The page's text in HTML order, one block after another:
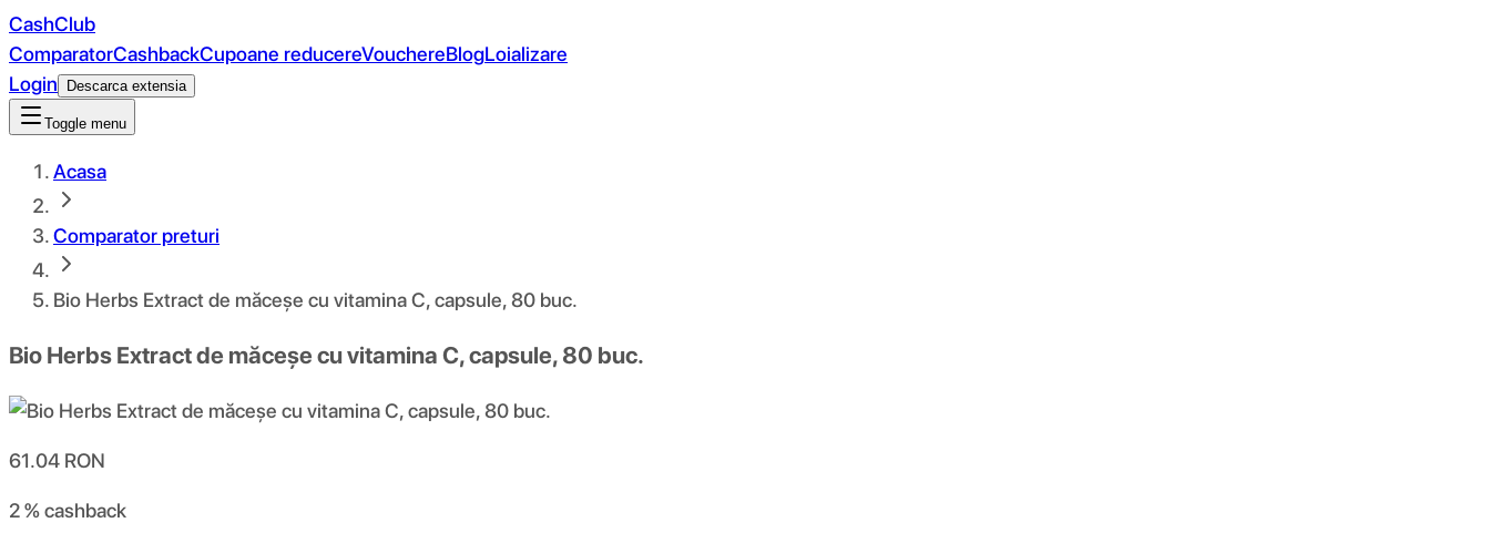
CashClub
ComparatorCashbackCupoane reducereVouchereBlogLoializare
Login
Descarca extensia
Toggle menu
Acasa
Comparator preturi
Bio Herbs Extract de măceșe cu vitamina C, capsule, 80 buc.
Bio Herbs Extract de măceșe cu vitamina C, capsule, 80 buc.
61.04 RON
2 %cashback